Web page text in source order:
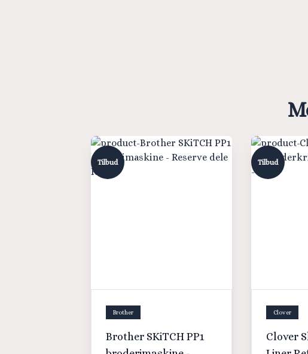
Tilbud
Brother
Brother SKiTCH PP1
Tilbud
Clover
Clover